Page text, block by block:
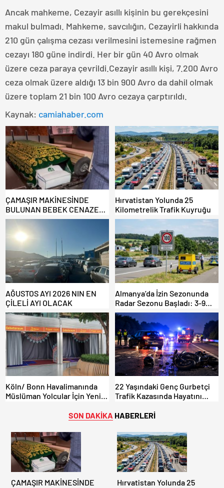
Ancak mahkeme, Cezayir asıllı kişinin bu gerekçesini
makul bulmadı. Mahkeme, savcılığın, Cezayirli hakkında
210 gün çalışma cezası verilmesini istemesine rağmen
cezayı 180 güne indirdi. Her bir gün 40 Avro olmak
üzere ceza paraya çevrildi.Cezayir asıllı kişi, 7.200 Avro
ceza olmak üzere aldığı 13 bin 900 Avro da dahil olmak
üzere toplam 21 bin 100 Avro cezaya çarptırıldı.
Kaynak: camiahaber.com
ÇAMAŞIR MAKİNESİNDE
BULUNAN BEBEK CENAZESİ
ŞOK ETTİ
Hırvatistan Yolunda 25
Kilometrelik Trafik Kuyruğu
AĞUSTOS AYI 2026 NIN EN
ÇİLELİ AYI OLACAK
Almanya’da İzin Sezonunda
Radar Sezonu Başladı: 3-9
Ağustos’ta Radar Hız
Denetimi Yapılacak!
Köln/ Bonn Havalimanında
Müslüman Yolcular İçin Yeni
22 Yaşındaki Genç Gurbetçi
Trafik Kazasında Hayatını
SON DAKİKA HABERLERİ
ÇAMAŞIR MAKİNESİNDE
Hırvatistan Yolunda 25